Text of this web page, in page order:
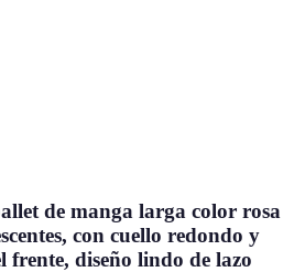
de manga larga color rosa
con cuello redondo y
frente, diseño lindo de lazo